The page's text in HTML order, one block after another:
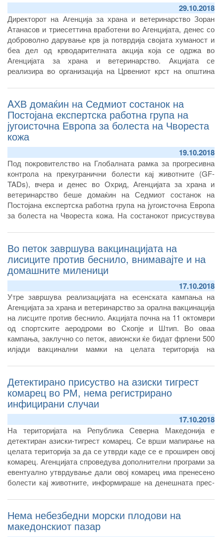
29.10.2018
Директорот на Агенција за храна и ветеринарство Зоран
Атанасов и триесеттина вработени во Агенцијата, денес со
доброволно дарување крв ја потврдија својата хуманост и
беа дел од крводарителната акција која се одржа во
Агенцијата за храна и ветеринарство. Акцијата се
реализира во организација на Црвениот крст на општина
AХВ домаќин на Седмиот состанок на
Постојана експертска работна група на
југоисточна Европа за болеста на Чвореста
кожа
19.10.2018
Под покровителство на Глобалната рамка за прогресивна
контрола на прекугранични болести кај животните (GF-
TADs), вчера и денес во Охрид, Агенцијата за храна и
ветеринарство беше домаќин на Седмиот состанок на
Постојана експертска работна група на југоисточна Европа
за болеста на Чвореста кожа. На состанокот присуствува
Генералниот директорат на ЕК за здравје и безбедност на
храна, претставници од Светска организација за
здравствена заштита на животните, Европска агенција за
безбедност на храна, како и високи претставници од
Организацијата за земјоделство и храна на Обединетите
нации – ФАО, EU FMD, Европската референтна
лабораторија, како и претставници од Факултетот за
ветеринарна медицина – Скопје, во својство на Национална
референтна лабораторија за болеста на Чвореста кожа.
Во петок завршува вакцинацијата на
лисиците против беснило, внимавајте и на
домашните миленици
17.10.2018
Утре завршува реализацијата на есенската кампања на
Агенцијата за храна и ветеринарство за орална вакцинација
на лисците против беснило. Акцијата почна на 11 октомври
од спортските аеродроми во Скопје и Штип. Во оваа
кампања, заклучно со петок, авионски ќе бидат фрлени 500
илјади вакцинални мамки на целата територија на
места, водените површини и високите планински врвови.
Тринаесеттата вакцинација на лисиците против беснило
Агенцијата ја реализира со финансиска поддршка од
Европската унија.
Детектирано присуство на азиски тигрест
комарец во РМ, нема регистрирано
инфицирани случаи
17.10.2018
На територијата на Република Северна Македонија е
детектиран азиски-тигрест комарец. Се врши мапирање на
целата територија за да се утврди каде се е проширен овој
комарец. Агенцијата спроведува дополнителни програми за
евентуално утврдување дали овој комарец има пренесено
болести кај животните, информираше на денешната прес-
за храна и ветеринарство Зоран Атанасов, заедно со
епидемиологот од Институтот за јавно здравје д-р Жарко
Караџовски.
Нема небезбедни морски плодови на
македонскиот пазар